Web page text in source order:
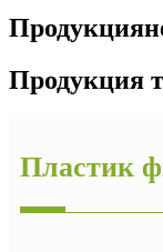
Продукция
Пластик